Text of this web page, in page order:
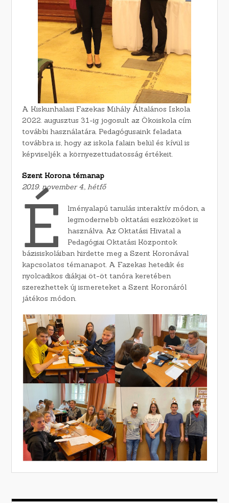
A Kiskunhalasi Fazekas Mihály Általános Iskola
2022. augusztus 31-ig jogosult az Ökoiskola cím
további használatára. Pedagógusaink feladata
továbbra is, hogy az iskola falain belül és kívül is
képviseljék a környezettudatosság értékeit.
Szent Korona témanap
2019. november 4., hétfő
É
lményalapú tanulás interaktív módon, a
legmodernebb oktatási eszközöket is
használva. Az Oktatási Hivatal a
Pedagógiai Oktatási Központok
bázisiskoláiban hirdette meg a Szent Koronával
kapcsolatos témanapot. A Fazekas hetedik és
nyolcadikos diákjai öt-öt tanóra keretében
szerezhettek új ismereteket a Szent Koronáról
játékos módon.